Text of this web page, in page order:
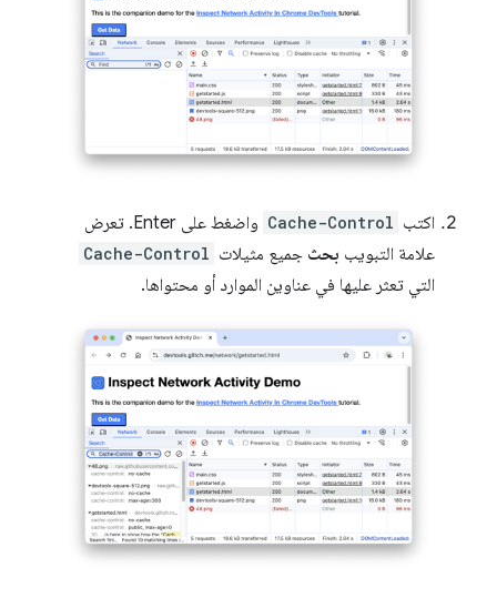
اكتب Cache-Control
واضغط على Enter. تعرض
علامة التبويب بحث جميع مثيلات Cache-Control
التي تعثر عليها في عناوين الموارد أو محتواها.